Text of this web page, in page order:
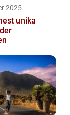
2025
unika